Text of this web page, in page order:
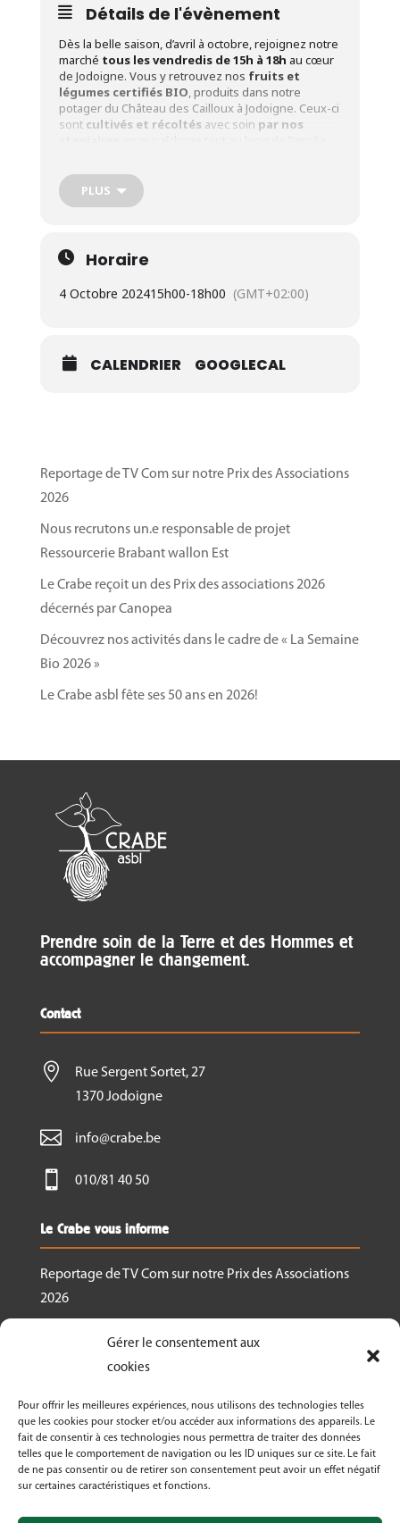
Gérer le consentement aux
cookies
Pour offrir les meilleures expériences, nous utilisons des technologies telles
que les cookies pour stocker et/ou accéder aux informations des appareils. Le
fait de consentir à ces technologies nous permettra de traiter des données
telles que le comportement de navigation ou les ID uniques sur ce site. Le fait
de ne pas consentir ou de retirer son consentement peut avoir un effet négatif
sur certaines caractéristiques et fonctions.
Détails de l'évènement
Dès la belle saison, d’avril à octobre, rejoignez notre
marché tous les vendredis de 15h à 18h au cœur
de Jodoigne. Vous y retrouvez nos fruits et
légumes certifiés BIO, produits dans notre
potager du Château des Cailloux à Jodoigne. Ceux-ci
sont cultivés et récoltés avec soin par nos
au 10 octobre 2025
Adresse:
Le Crabe asbl – Rue Sergent Sortet, 27 à
Vendredi 13 juin : Marché de la Semaine Bio
(dans le cadre des Portes Ouvertes au potager
Cliquez ici pour en savoir plus sur nos marchés et
notre production de légumes bio par notre centre
d’insertion
PLUS
Horaire
4 Octobre 202415h00-18h00 (GMT+02:00)
CALENDRIER GOOGLECAL
Reportage de TV Com sur notre Prix des Associations
2026
Nous recrutons un.e responsable de projet
Ressourcerie Brabant wallon Est
Le Crabe reçoit un des Prix des associations 2026
décernés par Canopea
Découvrez nos activités dans le cadre de « La Semaine
Bio 2026 »
Le Crabe asbl fête ses 50 ans en 2026!
Prendre soin de la Terre et des Hommes et
accompagner le changement.
Contact

Rue Sergent Sortet, 27
1370 Jodoigne
 info@crabe.be
 010/81 40 50
Le Crabe vous informe
Reportage de TV Com sur notre Prix des Associations
2026
décernés par Canopea
Découvrez nos activités dans le cadre de « La
Semaine Bio 2026 »
Le Crabe asbl fête ses 50 ans en 2026!